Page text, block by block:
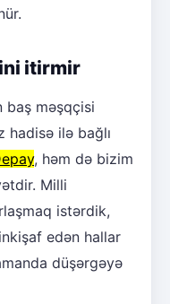
itirmir
baş məşqçisi
hadisə ilə bağlı
, həm də bizim
Milli
istərdik,
edən hallar
düşərgəyə